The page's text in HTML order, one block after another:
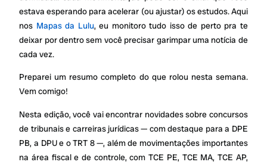
estava esperando para acelerar (ou ajustar) os estudos. Aqui
nos Mapas da Lulu, eu monitoro tudo isso de perto pra te
deixar por dentro sem você precisar garimpar uma notícia de
cada vez.
Preparei um resumo completo do que rolou nesta semana.
Vem comigo!
Nesta edição, você vai encontrar novidades sobre concursos
de tribunais e carreiras jurídicas — com destaque para a DPE
PB, a DPU e o TRT 8 —, além de movimentações importantes
na área fiscal e de controle, com TCE PE, TCE MA, TCE AP,